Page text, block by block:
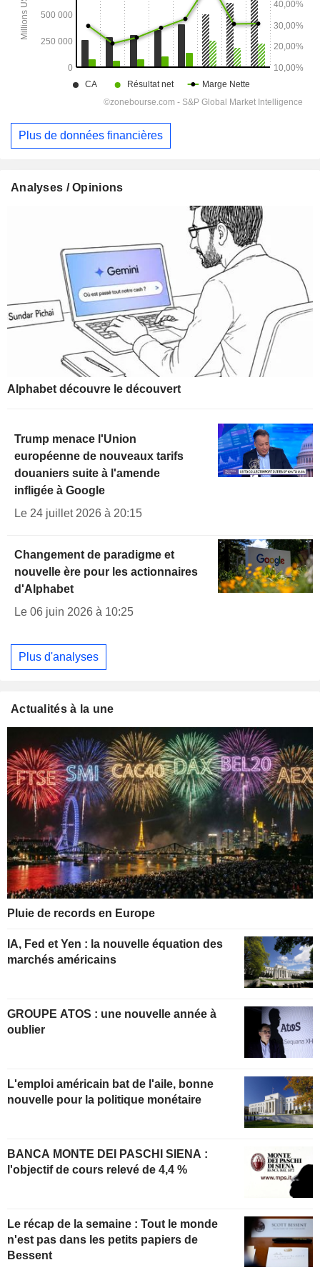
Plus de données financières
Analyses / Opinions
Alphabet découvre le découvert
Trump menace l'Union
européenne de nouveaux tarifs
douaniers suite à l'amende
infligée à Google
Le 24 juillet 2026 à 20:15
Changement de paradigme et
nouvelle ère pour les actionnaires
d'Alphabet
Le 06 juin 2026 à 10:25
Plus d'analyses
Actualités à la une
Pluie de records en Europe
IA, Fed et Yen : la nouvelle équation des
marchés américains
GROUPE ATOS : une nouvelle année à
oublier
L'emploi américain bat de l'aile, bonne
nouvelle pour la politique monétaire
BANCA MONTE DEI PASCHI SIENA :
l'objectif de cours relevé de 4,4 %
Le récap de la semaine : Tout le monde
n'est pas dans les petits papiers de
Bessent